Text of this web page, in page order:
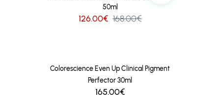
50ml
126.00€ 168.00€
Colorescience Even Up Clinical Pigment
Perfector 30ml
165.00€